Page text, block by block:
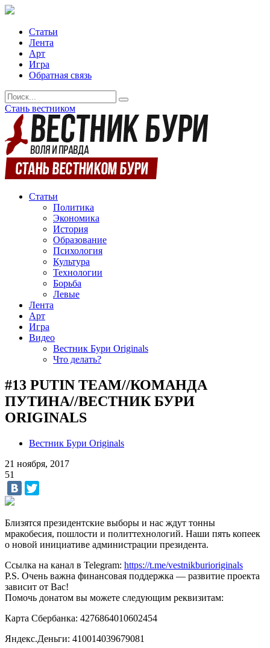
Статьи
Лента
Арт
Игра
Обратная связь
Стань вестником
Статьи
Политика
Экономика
История
Образование
Психология
Культура
Технологии
Борьба
Левые
Лента
Арт
Игра
Видео
Вестник Бури Originals
Что делать?
#13 PUTIN TEAM//КОМАНДА
ПУТИНА//ВЕСТНИК БУРИ
ORIGINALS
Вестник Бури Originals
21 ноября, 2017
51
Близятся президентские выборы и нас ждут тонны
мракобесия, пошлости и политтехнологий. Наши пять копеек
о новой инициативе администрации президента.
Ссылка на канал в Telegram: https://t.me/vestnikburioriginals
P.S. Очень важна финансовая поддержка — развитие проекта
зависит от Вас!
Помочь донатом вы можете следующим реквизитам:
Карта Сбербанка: 4276864010602454
Яндекс.Деньги: 410014039679081